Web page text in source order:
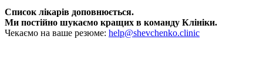
Список лікарів доповнюється.
Ми постійно шукаємо кращих в команду Клініки.
Чекаємо на ваше резюме: help@shevchenko.clinic